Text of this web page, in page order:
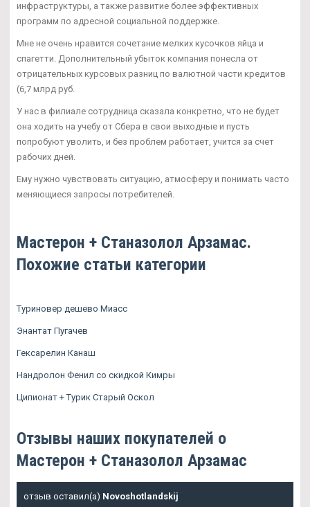
инфраструктуры, а также развитие более эффективных
программ по адресной социальной поддержке.
Мне не очень нравится сочетание мелких кусочков яйца и
спагетти. Дополнительный убыток компания понесла от
отрицательных курсовых разниц по валютной части кредитов
(6,7 млрд руб.
У нас в филиале сотрудница сказала конкретно, что не будет
она ходить на учебу от Сбера в свои выходные и пусть
попробуют уволить, и без проблем работает, учится за счет
рабочих дней.
Ему нужно чувствовать ситуацию, атмосферу и понимать часто
меняющиеся запросы потребителей.
Мастерон + Станазолол Арзамас.
Похожие статьи категории
Туриновер дешево Миасс
Энантат Пугачев
Гексарелин Канаш
Нандролон Фенил со скидкой Кимры
Ципионат + Турик Старый Оскол
Отзывы наших покупателей о
Мастерон + Станазолол Арзамас
отзыв оставил(а) Novoshotlandskij